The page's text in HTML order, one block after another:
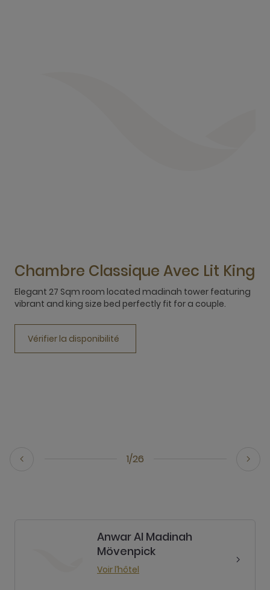
1/26
Chambre Classique Avec Lit King
Elegant 27 Sqm room located madinah tower featuring
vibrant and king size bed perfectly fit for a couple.
Vérifier la disponibilité
Anwar Al Madinah
Mövenpick
Voir l’hôtel